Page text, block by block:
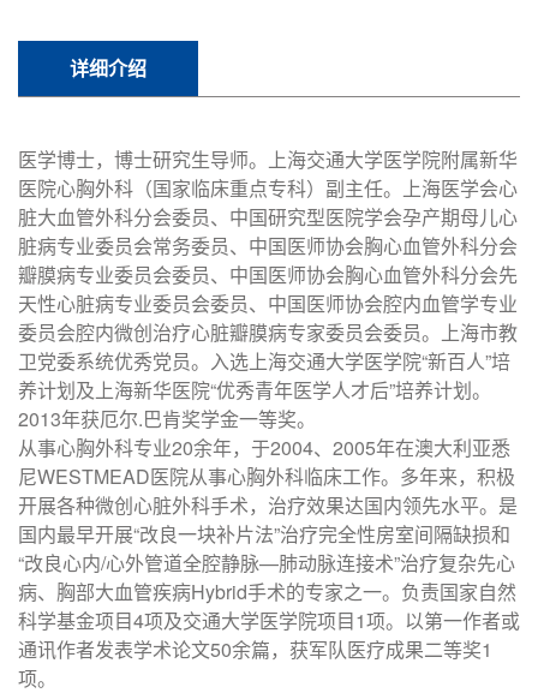
详细介绍
医学博士，博士研究生导师。上海交通大学医学院附属新华
医院心胸外科（国家临床重点专科）副主任。上海医学会心
脏大血管外科分会委员、中国研究型医院学会孕产期母儿心
脏病专业委员会常务委员、中国医师协会胸心血管外科分会
瓣膜病专业委员会委员、中国医师协会胸心血管外科分会先
天性心脏病专业委员会委员、中国医师协会腔内血管学专业
委员会腔内微创治疗心脏瓣膜病专家委员会委员。上海市教
卫党委系统优秀党员。入选上海交通大学医学院“新百人”培
养计划及上海新华医院“优秀青年医学人才后”培养计划。
2013年获厄尔.巴肯奖学金一等奖。
从事心胸外科专业20余年，于2004、2005年在澳大利亚悉
尼WESTMEAD医院从事心胸外科临床工作。多年来，积极
开展各种微创心脏外科手术，治疗效果达国内领先水平。是
国内最早开展“改良一块补片法”治疗完全性房室间隔缺损和
“改良心内/心外管道全腔静脉—肺动脉连接术”治疗复杂先心
病、胸部大血管疾病Hybrid手术的专家之一。负责国家自然
科学基金项目4项及交通大学医学院项目1项。以第一作者或
通讯作者发表学术论文50余篇，获军队医疗成果二等奖1
项。